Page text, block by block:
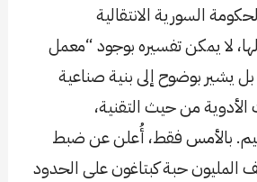
السورية الانتقالية
لا يمكن تفسيره بوجود “معمل
بل يشير بوضوح إلى بنية صناعية
من حيث التقنية،
بالأمس فقط، أُعلن عن ضبط
حبة كبتاغون على الحدود